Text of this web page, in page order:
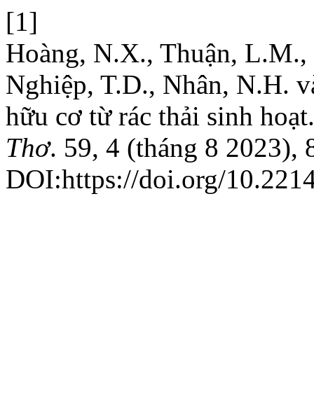
[1]
Hoàng, N.X., Thuận, L.M.,
Nghiệp, T.D., Nhân, N.H.
hữu cơ từ rác thải sinh
Thơ. 59, 4 (tháng 8 2023),
DOI:https://doi.org/